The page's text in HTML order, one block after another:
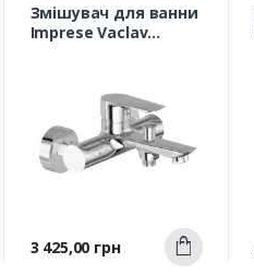
Змішувач для ванни
Imprese Vaclav
Швидкий
перегляд
Ціна
3 425,00 грн Купити